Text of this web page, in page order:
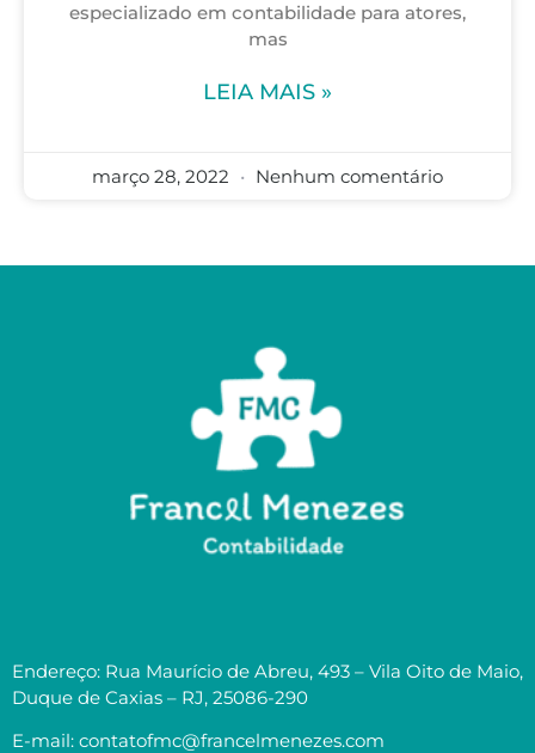
especializado em contabilidade para atores,
mas
LEIA MAIS »
março 28, 2022 Nenhum comentário
Endereço: Rua Maurício de Abreu, 493 – Vila Oito de Maio,
Duque de Caxias – RJ, 25086-290
E-mail: contatofmc@francelmenezes.com